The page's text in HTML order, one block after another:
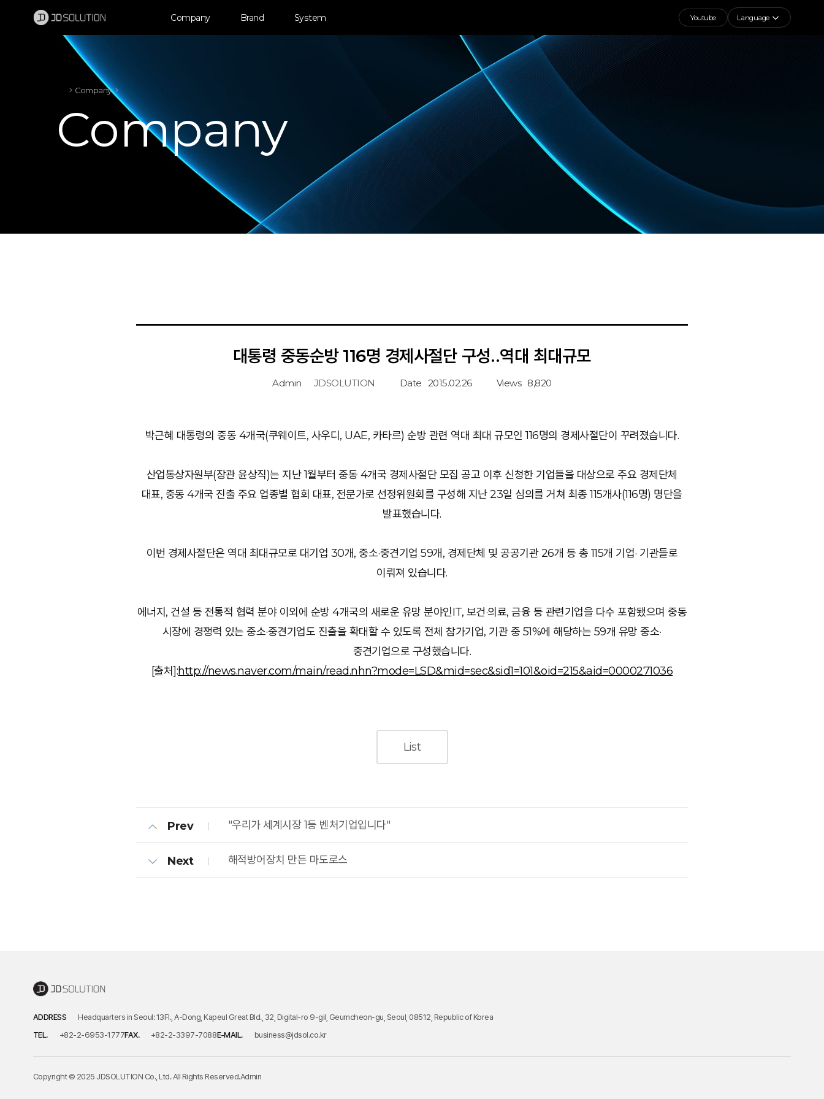
Company Brand System Youtube Language
Company
Company
대통령 중동순방 116명 경제사절단 구성‥역대 최대규모
Admin JDSOLUTION Date 2015.02.26 Views 8,820
박근혜 대통령의 중동 4개국(쿠웨이트, 사우디, UAE, 카타르) 순방 관련 역대 최대 규모인 116명의 경제사절단이 꾸려졌습니다.
산업통상자원부(장관 윤상직)는 지난 1월부터 중동 4개국 경제사절단 모집 공고 이후 신청한 기업들을 대상으로 주요 경제단체
대표, 중동 4개국 진출 주요 업종별 협회 대표, 전문가로 선정위원회를 구성해 지난 23일 심의를 거쳐 최종 115개사(116명) 명단을
발표했습니다.
이번 경제사절단은 역대 최대규모로 대기업 30개, 중소·중견기업 59개, 경제단체 및 공공기관 26개 등 총 115개 기업· 기관들로
이뤄져 있습니다.
에너지, 건설 등 전통적 협력 분야 이외에 순방 4개국의 새로운 유망 분야인IT, 보건·의료, 금융 등 관련기업을 다수 포함됐으며 중동
시장에 경쟁력 있는 중소·중견기업도 진출을 확대할 수 있도록 전체 참가기업, 기관 중 51%에 해당하는 59개 유망 중소·
중견기업으로 구성했습니다.
[출처]:http://news.naver.com/main/read.nhn?mode=LSD&mid=sec&sid1=101&oid=215&aid=0000271036
List
Prev "우리가 세계시장 1등 벤처기업입니다"
해적방어장치 만든 마도로스
Next
ADDRESS
Headquarters in Seoul: 13Fl., A-Dong, Kapeul Great Bld., 32, Digital-ro 9-gil, Geumcheon-gu, Seoul, 08512, Republic of Korea
TEL.
+82-2-6953-1777FAX. +82-2-3397-7088E-MAIL. business@jdsol.co.kr
Copyright © 2025 JDSOLUTION Co., Ltd. All Rights Reserved.Admin